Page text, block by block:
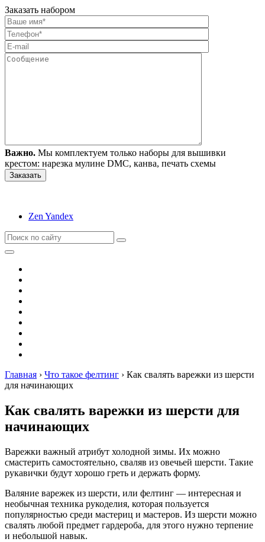
Заказать набором
Важно. Мы комплектуем только наборы для вышивки
крестом: нарезка мулине DMC, канва, печать схемы
Zen Yandex
Главная › Что такое фелтинг › Как свалять варежки из шерсти
для начинающих
Как свалять варежки из шерсти для
начинающих
Варежки важный атрибут холодной зимы. Их можно
смастерить самостоятельно, сваляв из овечьей шерсти. Такие
рукавички будут хорошо греть и держать форму.
Валяние варежек из шерсти, или фелтинг — интересная и
необычная техника рукоделия, которая пользуется
популярностью среди мастериц и мастеров. Из шерсти можно
свалять любой предмет гардероба, для этого нужно терпение
и небольшой навык.